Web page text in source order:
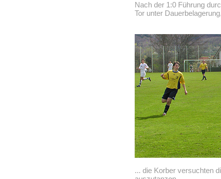
Nach der 1:0 Führung
Tor unter
... die Korber versuchten